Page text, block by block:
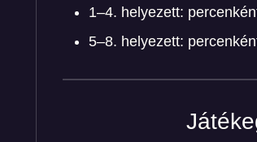
1–4. helyezett:
5–8. helyezett: